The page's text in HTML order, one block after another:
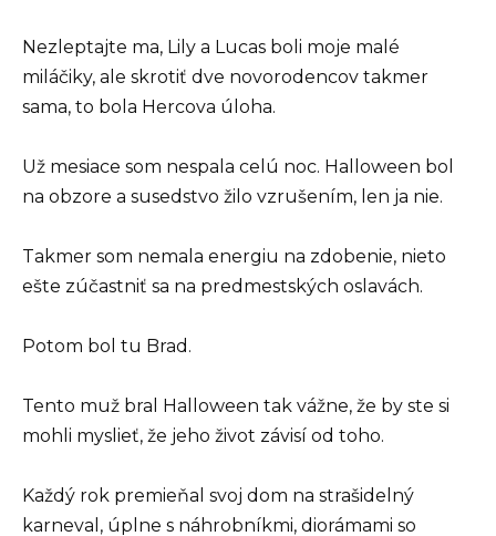
Nezleptajte ma, Lily a Lucas boli moje malé
miláčiky, ale skrotiť dve novorodencov takmer
sama, to bola Hercova úloha.
Už mesiace som nespala celú noc. Halloween bol
na obzore a susedstvo žilo vzrušením, len ja nie.
Takmer som nemala energiu na zdobenie, nieto
ešte zúčastniť sa na predmestských oslavách.
Potom bol tu Brad.
Tento muž bral Halloween tak vážne, že by ste si
mohli myslieť, že jeho život závisí od toho.
Každý rok premieňal svoj dom na strašidelný
karneval, úplne s náhrobníkmi, diorámami so